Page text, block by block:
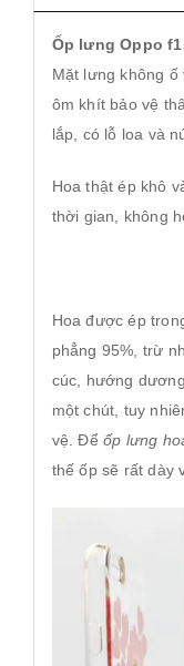
Ốp lưng Oppo
Mặt lưng không
ôm khít bảo vệ
lắp, có lỗ loa và
Hoa thật ép khô
thời gian, không
Hoa được ép
phẳng 95%, trừ
cúc, hướng
một chút, tuy
vệ. Để ốp lưng
thế ốp sẽ rất dày